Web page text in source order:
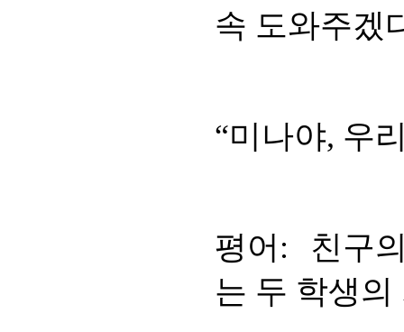
속 도와주겠
“미나야, 우
평어: 친구
는 두 학생